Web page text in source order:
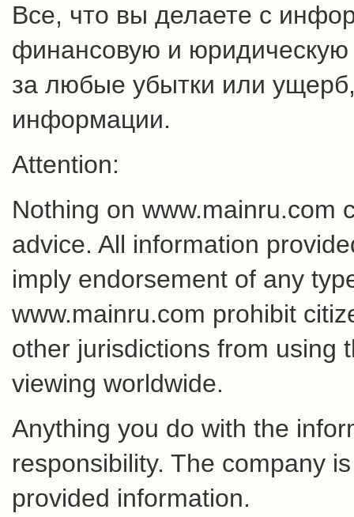
Все, что вы делаете с
финансовую и юридическую
за любые убытки или
информации.
Attention:
Nothing on www.mainru.com
advice. All information
imply endorsement of any
www.mainru.com prohibit
other jurisdictions from using
viewing worldwide.
Anything you do with the
responsibility. The company
provided information.